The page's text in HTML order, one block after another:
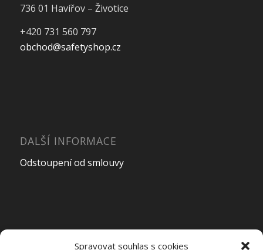
Spravovat souhlas s cookies
736 01 Havířov – Životice
+420 731 560 797
obchod@safetyshop.cz
DALŠÍ INFORMACE
Odstoupení od smlouvy